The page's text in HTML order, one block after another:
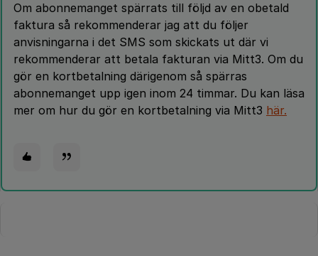
Om abonnemanget spärrats till följd av en obetald
faktura så rekommenderar jag att du följer
anvisningarna i det SMS som skickats ut där vi
rekommenderar att betala fakturan via Mitt3. Om du
gör en kortbetalning därigenom så spärras
abonnemanget upp igen inom 24 timmar. Du kan läsa
mer om hur du gör en kortbetalning via Mitt3 här.